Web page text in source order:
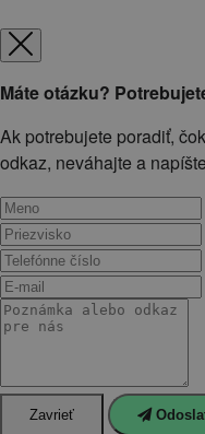
Máte otázku?
Ak potrebujete poradiť,
odkaz, neváhajte a
Zavrieť